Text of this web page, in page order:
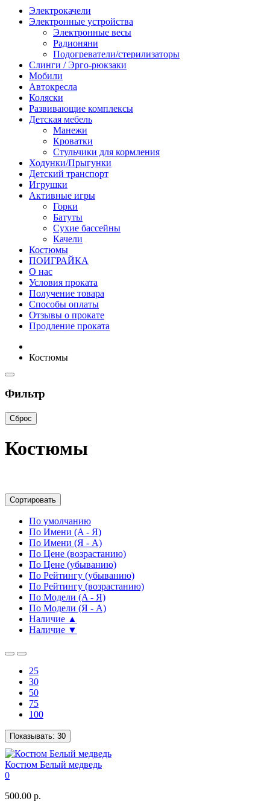
Электрокачели
Электронные устройства
Электронные весы
Радионяни
Подогреватели/стерилизаторы
Слинги / Эрго-рюкзаки
Мобили
Автокресла
Коляски
Развивающие комплексы
Детская мебель
Манежи
Кроватки
Стульчики для кормления
Ходунки/Прыгунки
Детский транспорт
Игрушки
Активные игры
Горки
Батуты
Сухие бассейны
Качели
Костюмы
ПОИГРАЙКА
О нас
Условия проката
Получение товара
Способы оплаты
Отзывы о прокате
Продление проката
Костюмы
Фильтр
Сброс
Костюмы
Сортировать
По умолчанию
По Имени (A - Я)
По Имени (Я - A)
По Цене (возрастанию)
По Цене (убыванию)
По Рейтингу (убыванию)
По Рейтингу (возрастанию)
По Модели (A - Я)
По Модели (Я - A)
Наличие ▲
Наличие ▼
25
30
50
75
100
Показывать: 30
Костюм Белый медведь
0
500.00 р.